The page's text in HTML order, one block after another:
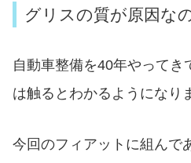
グリスの質が原因な
自動車整備を40年やってき
は触るとわかるようになり
今回のフィアットに組んで